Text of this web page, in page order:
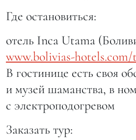
Где остановиться:
отель Inca Utama
www.bolivias-
В гостинице есть своя
и музей шаманства, в
с электроподогревом
Заказать тур: